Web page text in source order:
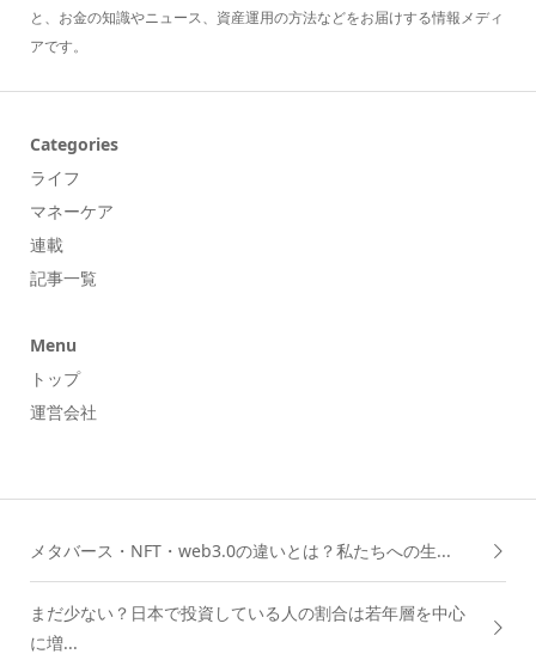
と、お金の知識やニュース、資産運用の方法などをお届けする情報メディ
アです。
Categories
ライフ
マネーケア
連載
記事一覧
Menu
トップ
運営会社
メタバース・NFT・web3.0の違いとは？私たちへの生...
まだ少ない？日本で投資している人の割合は若年層を中心
に増...